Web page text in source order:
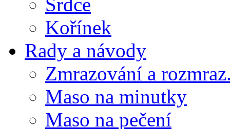
Kořínek
Rady a návody
Zmrazování a
Maso na minutky
Maso na pečení